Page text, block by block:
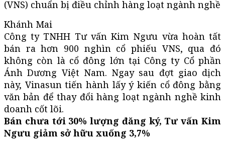
(VNS) chuẩn bị điều chỉnh hàng loạt ngành nghề
Khánh Mai
Công ty TNHH Tư vấn Kim Ngưu vừa hoàn tất
bán ra hơn 900 nghìn cổ phiếu VNS, qua đó
không còn là cổ đông lớn tại Công ty Cổ phần
Ánh Dương Việt Nam. Ngay sau đợt giao dịch
này, Vinasun tiến hành lấy ý kiến cổ đông bằng
văn bản để thay đổi hàng loạt ngành nghề kinh
doanh cốt lõi.
Bán chưa tới 30% lượng đăng ký, Tư vấn Kim
Ngưu giảm sở hữu xuống 3,7%